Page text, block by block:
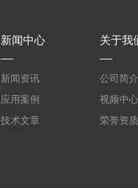
新闻中心
新闻资讯
应用案例
技术文章
关于我
公司简介
视频中心
荣誉资质